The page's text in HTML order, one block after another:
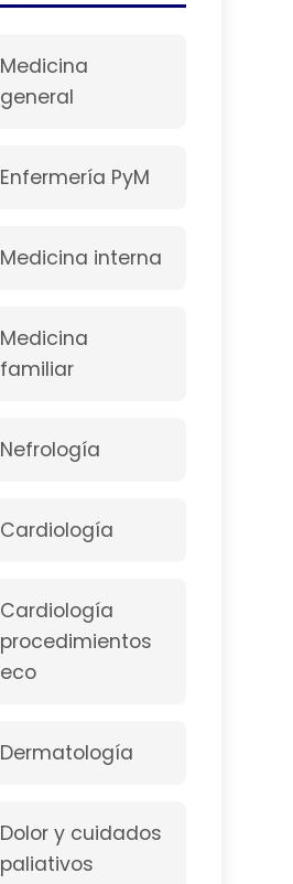
Medicina
general
Enfermería PyM
Medicina interna
Medicina
familiar
Nefrología
Cardiología
Cardiología
procedimientos
eco
Dermatología
Dolor y cuidados
paliativos